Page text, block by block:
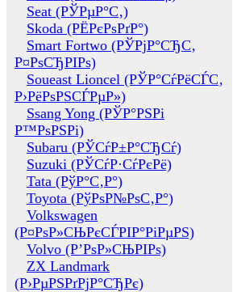
Seat (РЎРµР°С‚)
Skoda (РЁРєРѕРґР°)
Smart Fortwo (РЎРјР°СЂС‚
Р¤РѕСЂРІРѕ)
Soueast Lioncel (РЎР°СѓРёСЃС‚
Р›РёРѕРЅСЃРµР»)
Ssang Yong (РЎР°РЅРі
Р™РѕРЅРі)
Subaru (РЎСѓР±Р°СЂСѓ)
Suzuki (РЎСѓР·СѓРєРё)
Tata (РўР°С‚Р°)
Toyota (РўРѕР№РѕС‚Р°)
Volkswagen
(Р¤РѕР»СЊРєСЃРІР°РіРµРЅ)
Volvo (Р’РѕР»СЊРІРѕ)
ZX Landmark
(Р›РµРЅРґРјР°СЂРє)